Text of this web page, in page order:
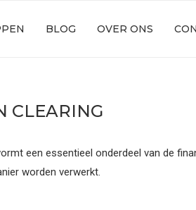
BLOG OVER ONS
CLEARING
een essentieel onderdeel van de
worden verwerkt.